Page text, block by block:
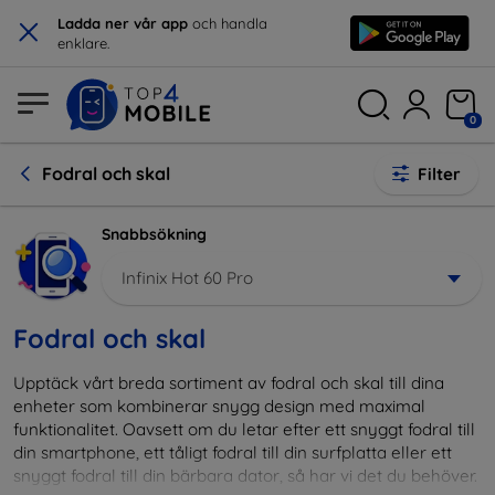
× Ladda ner vår app och handla
enklare.
0
Fodral och skal Filter
Snabbsökning
Infinix Hot 60 Pro
Fodral och skal
Upptäck vårt breda sortiment av fodral och skal till dina
enheter som kombinerar snygg design med maximal
funktionalitet. Oavsett om du letar efter ett snyggt fodral till
din smartphone, ett tåligt fodral till din surfplatta eller ett
snyggt fodral till din bärbara dator, så har vi det du behöver.